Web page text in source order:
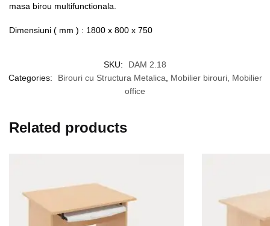
masa birou multifunctionala.
Dimensiuni ( mm ) : 1800 x 800 x 750
SKU:
DAM 2.18
Categories:
Birouri cu Structura Metalica
Mobilier birouri, Mobilier
office
Related products